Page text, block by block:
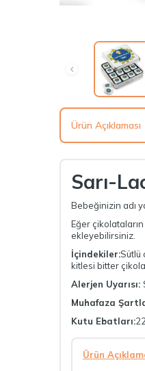
Ürün Açıklaması
Sarı-
Bebeğinizin adı
Eğer
ekleyebilirsiniz.
İçindekiler:Sütlü
kitlesi bitter
Alerjen Uyarısı:
Muhafaza
Kutu Ebatları:
Ürün